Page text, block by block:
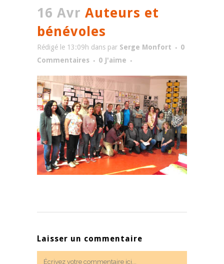
16 Avr Auteurs et
bénévoles
Rédigé le 13:09h dans par Serge Monfort
0
Commentaires
0 J'aime
Laisser un commentaire